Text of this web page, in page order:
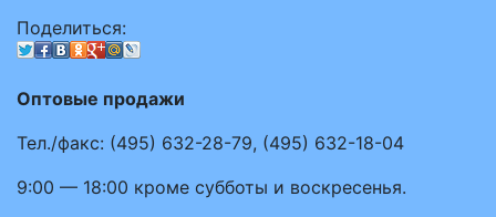
Поделиться:
Оптовые продажи
Тел./факс: (495) 632-28-79, (495) 632-18-04
9:00 — 18:00 кроме субботы и воскресенья.